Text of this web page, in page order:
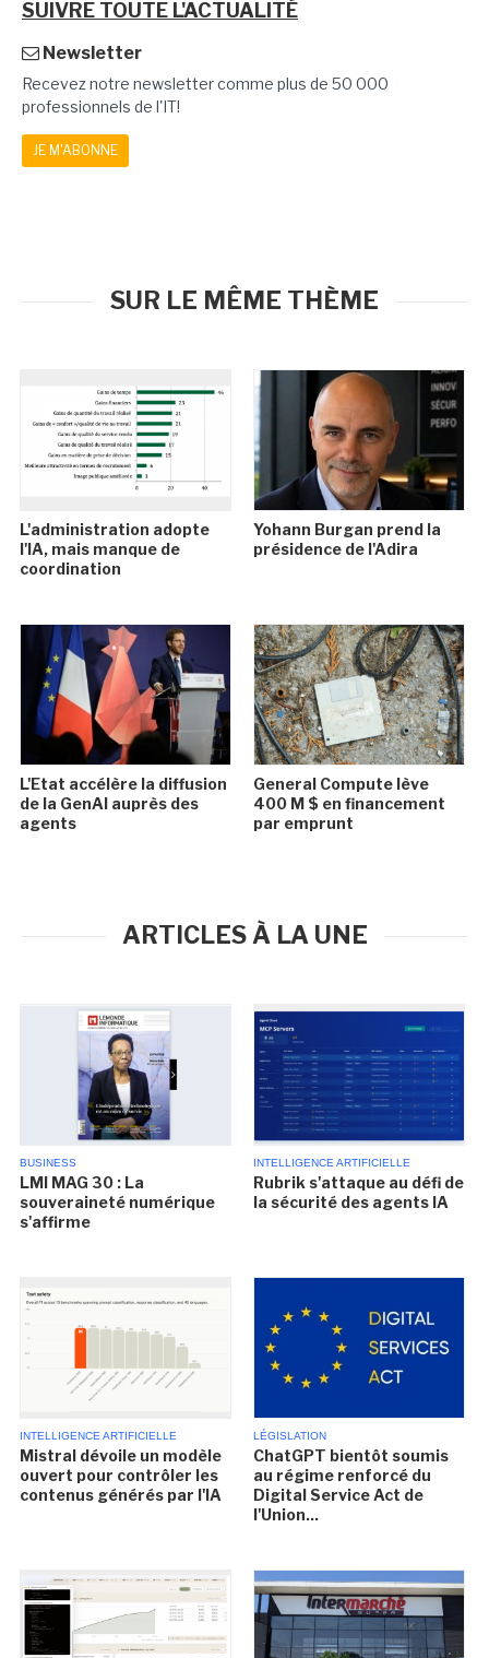
SUIVRE TOUTE L'ACTUALITÉ
Newsletter
Recevez notre newsletter comme plus de 50 000
professionnels de l'IT!
JE M'ABONNE
SUR LE MÊME THÈME
L'administration adopte
l'IA, mais manque de
coordination
Yohann Burgan prend la
présidence de l'Adira
L'Etat accélère la diffusion
de la GenAI auprès des
agents
General Compute lève
400 M $ en financement
par emprunt
ARTICLES À LA UNE
BUSINESS
LMI MAG 30 : La
souveraineté numérique
s'affirme
INTELLIGENCE ARTIFICIELLE
Rubrik s'attaque au défi de
la sécurité des agents IA
INTELLIGENCE ARTIFICIELLE
Mistral dévoile un modèle
ouvert pour contrôler les
contenus générés par l'IA
LÉGISLATION
ChatGPT bientôt soumis
au régime renforcé du
Digital Service Act de
l'Union...